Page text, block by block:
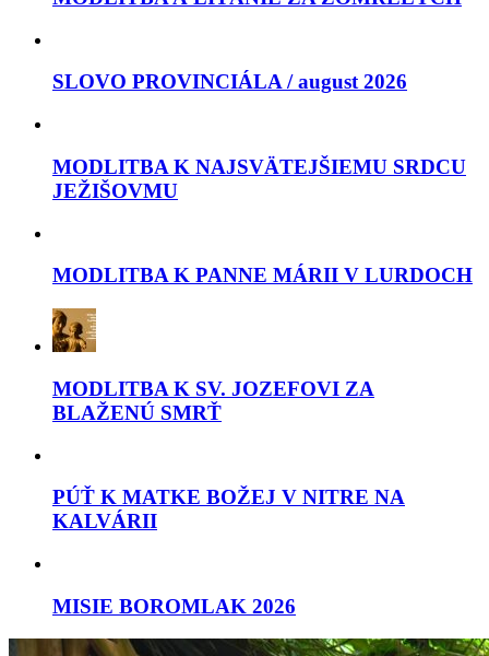
SLOVO PROVINCIÁLA / august 2026
MODLITBA K NAJSVÄTEJŠIEMU SRDCU
JEŽIŠOVMU
MODLITBA K PANNE MÁRII V LURDOCH
MODLITBA K SV. JOZEFOVI ZA
BLAŽENÚ SMRŤ
PÚŤ K MATKE BOŽEJ V NITRE NA
KALVÁRII
MISIE BOROMLAK 2026